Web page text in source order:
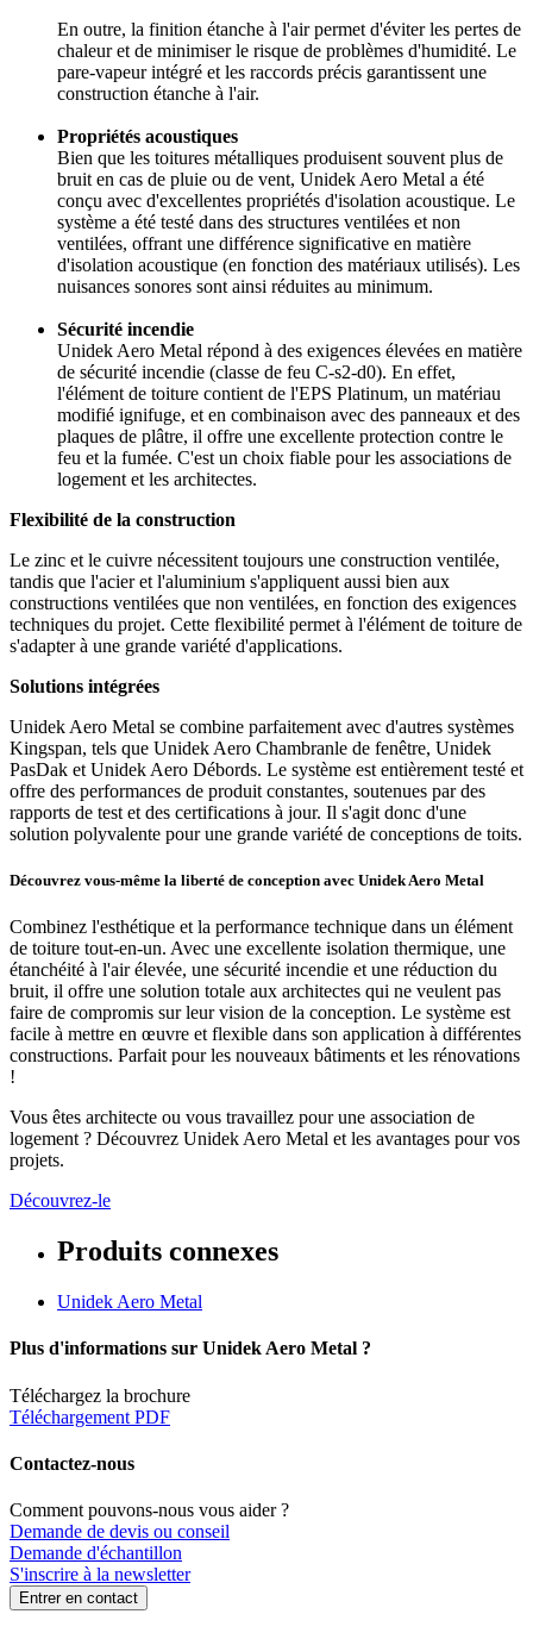
En outre, la finition étanche à l'air permet d'éviter les pertes de
chaleur et de minimiser le risque de problèmes d'humidité. Le
pare-vapeur intégré et les raccords précis garantissent une
construction étanche à l'air.
Propriétés acoustiques
Bien que les toitures métalliques produisent souvent plus de
bruit en cas de pluie ou de vent, Unidek Aero Metal a été
conçu avec d'excellentes propriétés d'isolation acoustique. Le
système a été testé dans des structures ventilées et non
ventilées, offrant une différence significative en matière
d'isolation acoustique (en fonction des matériaux utilisés). Les
nuisances sonores sont ainsi réduites au minimum.
Sécurité incendie
Unidek Aero Metal répond à des exigences élevées en matière
de sécurité incendie (classe de feu C-s2-d0). En effet,
l'élément de toiture contient de l'EPS Platinum, un matériau
modifié ignifuge, et en combinaison avec des panneaux et des
plaques de plâtre, il offre une excellente protection contre le
feu et la fumée. C'est un choix fiable pour les associations de
logement et les architectes.
Flexibilité de la construction
Le zinc et le cuivre nécessitent toujours une construction ventilée,
tandis que l'acier et l'aluminium s'appliquent aussi bien aux
constructions ventilées que non ventilées, en fonction des exigences
techniques du projet. Cette flexibilité permet à l'élément de toiture de
s'adapter à une grande variété d'applications.
Solutions intégrées
Unidek Aero Metal se combine parfaitement avec d'autres systèmes
Kingspan, tels que Unidek Aero Chambranle de fenêtre, Unidek
PasDak et Unidek Aero Débords. Le système est entièrement testé et
offre des performances de produit constantes, soutenues par des
rapports de test et des certifications à jour. Il s'agit donc d'une
solution polyvalente pour une grande variété de conceptions de toits.
Découvrez vous-même la liberté de conception avec Unidek Aero Metal
Combinez l'esthétique et la performance technique dans un élément
de toiture tout-en-un. Avec une excellente isolation thermique, une
étanchéité à l'air élevée, une sécurité incendie et une réduction du
bruit, il offre une solution totale aux architectes qui ne veulent pas
faire de compromis sur leur vision de la conception. Le système est
facile à mettre en œuvre et flexible dans son application à différentes
constructions. Parfait pour les nouveaux bâtiments et les rénovations
!
Vous êtes architecte ou vous travaillez pour une association de
logement ? Découvrez Unidek Aero Metal et les avantages pour vos
projets.
Découvrez-le
Produits connexes
Unidek Aero Metal
Plus d'informations sur Unidek Aero Metal ?
Téléchargez la brochure
Téléchargement PDF
Contactez-nous
Comment pouvons-nous vous aider ?
Demande de devis ou conseil
Demande d'échantillon
S'inscrire à la newsletter
Entrer en contact